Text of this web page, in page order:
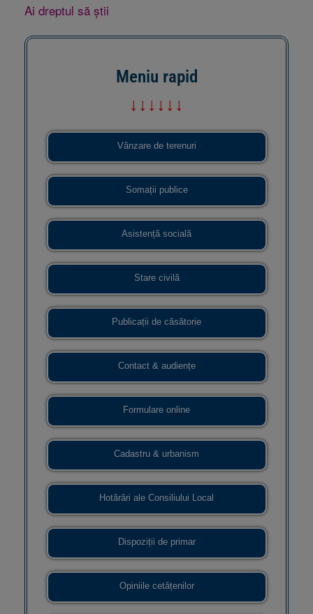
Ai dreptul să știi
Meniu rapid
↓↓↓↓↓↓
Vânzare de terenuri
Somații publice
Asistență socială
Stare civilă
Publicații de căsătorie
Contact & audiențe
Formulare online
Cadastru & urbanism
Hotărâri ale Consiliului Local
Dispoziții de primar
Opiniile cetățenilor